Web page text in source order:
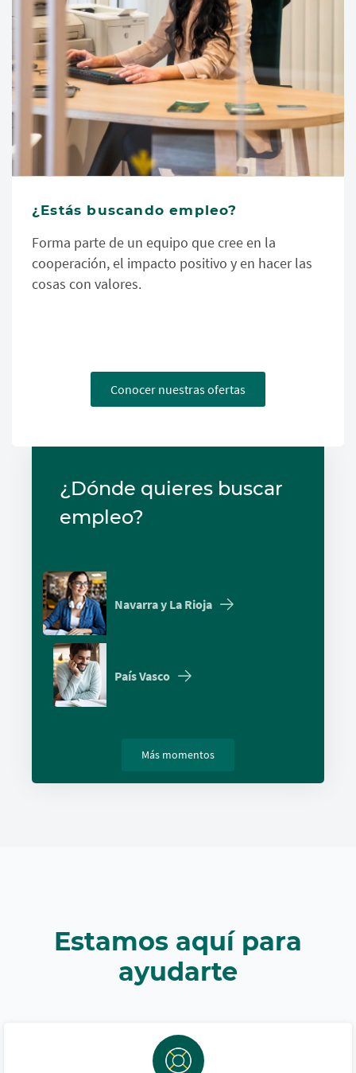
¿Estás buscando empleo?
Forma parte de un equipo que cree en la
cooperación, el impacto positivo y en hacer las
cosas con valores.
Conocer nuestras ofertas
¿Dónde quieres buscar
empleo?
Navarra y La Rioja
País Vasco
Más momentos
Estamos aquí para
ayudarte